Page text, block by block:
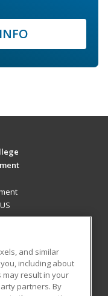
Blog
and similar
including about
may result in your
partners. By